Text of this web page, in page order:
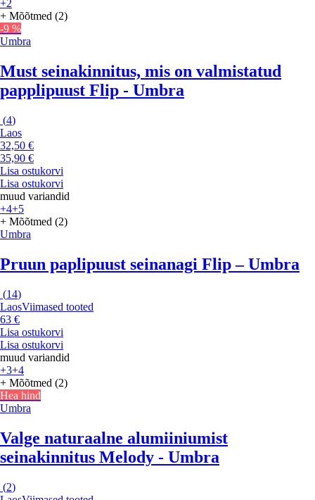
+2
+ Mõõtmed (2)
-9 %
Umbra
Must seinakinnitus, mis on valmistatud
papplipuust Flip - Umbra
(4)
Laos
32,50 €
35,90 €
Lisa ostukorvi
Lisa ostukorvi
muud variandid
+4+5
+ Mõõtmed (2)
Umbra
Pruun paplipuust seinanagi Flip – Umbra
(14)
LaosViimased tooted
63 €
Lisa ostukorvi
Lisa ostukorvi
muud variandid
+3+4
+ Mõõtmed (2)
Hea hind
Umbra
Valge naturaalne alumiiniumist
seinakinnitus Melody - Umbra
(2)